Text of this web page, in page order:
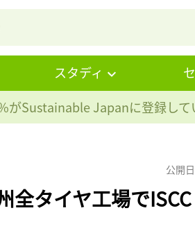
スタディ
がSustainable Japanに登録して
公開
全タイヤ工場で